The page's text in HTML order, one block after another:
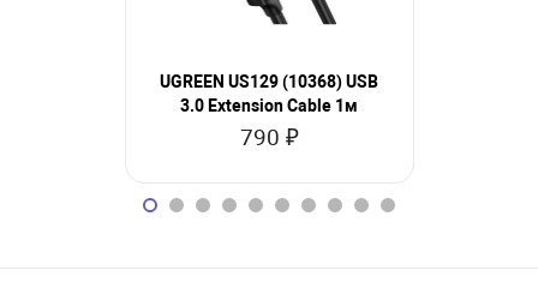
UGREEN US129 (10368) USB
3.0 Extension Cable 1м
790 ₽